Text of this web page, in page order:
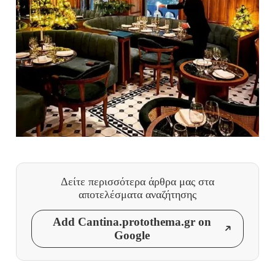
Δείτε περισσότερα άρθρα μας στα
αποτελέσματα αναζήτησης
Add Cantina.protothema.gr on
Google